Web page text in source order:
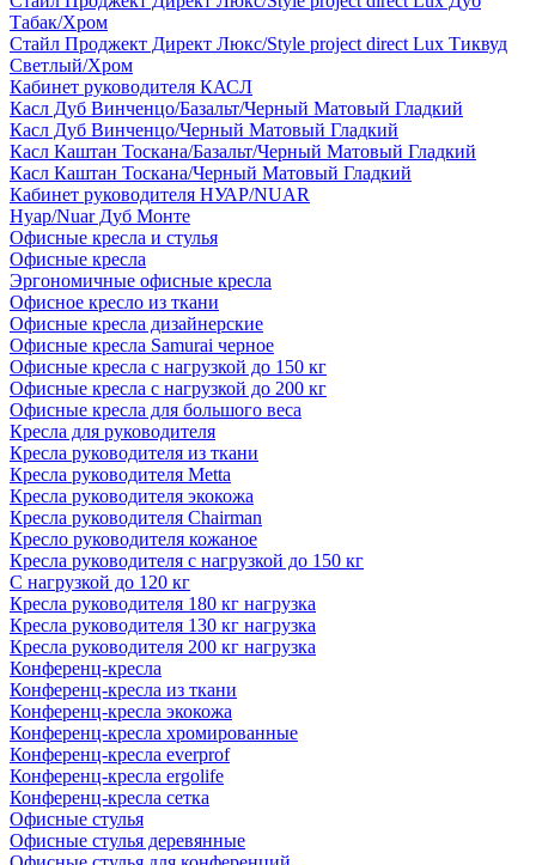
Табак/Хром
Стайл Проджект Директ Люкс/Style project direct Lux Тиквуд
Светлый/Хром
Кабинет руководителя КАСЛ
Касл Дуб Винченцо/Базальт/Черный Матовый Гладкий
Касл Дуб Винченцо/Черный Матовый Гладкий
Касл Каштан Тоскана/Базальт/Черный Матовый Гладкий
Касл Каштан Тоскана/Черный Матовый Гладкий
Кабинет руководителя НУАР/NUAR
Нуар/Nuar Дуб Монте
Офисные кресла и стулья
Офисные кресла
Эргономичные офисные кресла
Офисное кресло из ткани
Офисные кресла дизайнерские
Офисные кресла Samurai черное
Офисные кресла с нагрузкой до 150 кг
Офисные кресла с нагрузкой до 200 кг
Офисные кресла для большого веса
Кресла для руководителя
Кресла руководителя из ткани
Кресла руководителя Metta
Кресла руководителя экокожа
Кресла руководителя Chairman
Кресло руководителя кожаное
Кресла руководителя с нагрузкой до 150 кг
С нагрузкой до 120 кг
Кресла руководителя 180 кг нагрузка
Кресла руководителя 130 кг нагрузка
Кресла руководителя 200 кг нагрузка
Конференц-кресла
Конференц-кресла из ткани
Конференц-кресла экокожа
Конференц-кресла хромированные
Конференц-кресла everprof
Конференц-кресла ergolife
Конференц-кресла сетка
Офисные стулья
Офисные стулья деревянные